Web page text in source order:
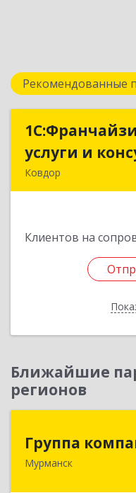
Рекомендованные
услуги и
Ковдор
Клиентов на
Ближайшие
регионов
Группа
Мурманск
183025,